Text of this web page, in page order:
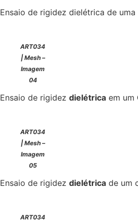
Ensaio de rigidez dielétrica de
ART034
| Mesh –
Imagem
04
Ensaio de rigidez dielétrica em um
ART034
| Mesh –
Imagem
05
Ensaio de rigidez dielétrica de um
ART034